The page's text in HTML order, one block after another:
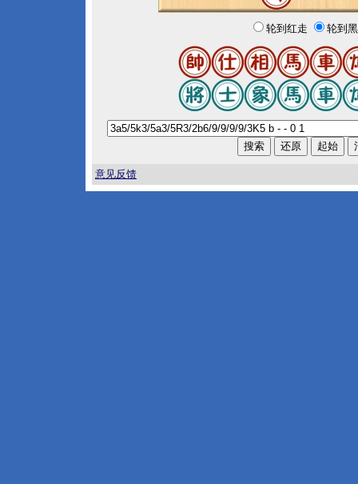
轮到红走 轮到
意见反馈